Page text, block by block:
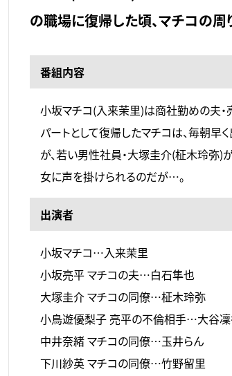
の職場に復帰した頃、マチコの
番組内容
小坂マチコ(入来茉里)は商社勤めの夫・
パートとして復帰したマチコは、毎朝早
が、若い男性社員・大塚圭介(柾木玲弥)
女に声を掛けられるのだが…。
出演者
小坂マチコ…入来茉里
小坂亮平 マチコの夫…白石隼也
大塚圭介 マチコの同僚…柾木玲弥
小鳥遊優梨子 亮平の不倫相手…大谷
中井奈緒 マチコの同僚…玉井らん
下川紗英 マチコの同僚…竹野留里